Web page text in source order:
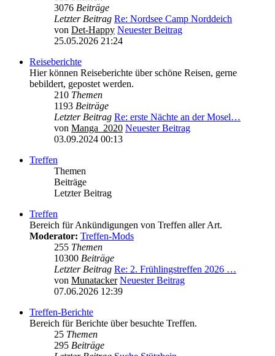
3076 Beiträge
Letzter Beitrag Re: Nordsee Camp Norddeich
von Det-Happy Neuester Beitrag
25.05.2026 21:24
Reiseberichte
Hier können Reiseberichte über schöne Reisen, gerne
bebildert, gepostet werden.
210 Themen
1193 Beiträge
Letzter Beitrag Re: erste Nächte an der Mosel…
von Manga_2020 Neuester Beitrag
03.09.2024 00:13
Treffen
Themen
Beiträge
Letzter Beitrag
Treffen
Bereich für Ankündigungen von Treffen aller Art.
Moderator: Treffen-Mods
255 Themen
10300 Beiträge
Letzter Beitrag Re: 2. Frühlingstreffen 2026 …
von Munatacker Neuester Beitrag
07.06.2026 12:39
Treffen-Berichte
Bereich für Berichte über besuchte Treffen.
25 Themen
295 Beiträge